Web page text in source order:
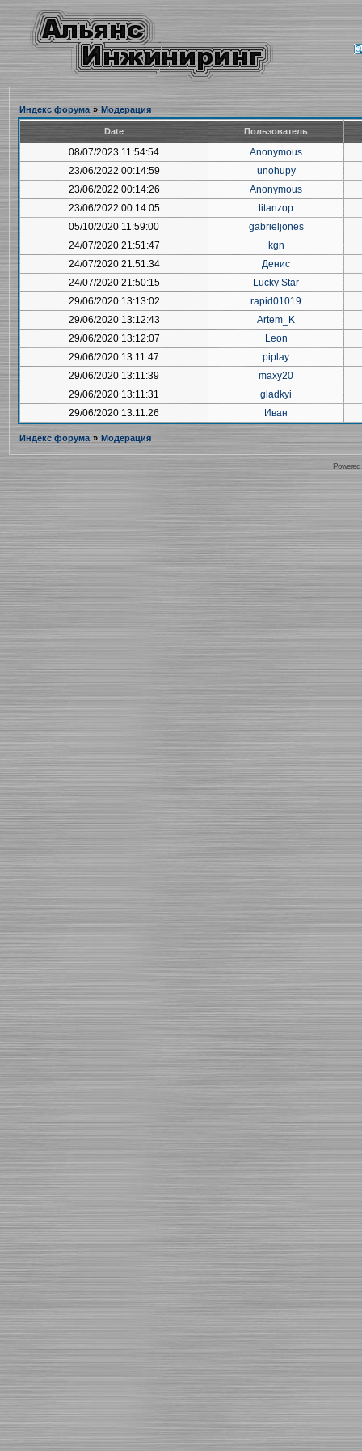
Индекс форума » Модерация
Date Пользователь
08/07/2023 11:54:54
Anonymous
23/06/2022 00:14:59
unohupy
23/06/2022 00:14:26
Anonymous
23/06/2022 00:14:05
titanzop
05/10/2020 11:59:00
gabrieljones
24/07/2020 21:51:47
kgn
24/07/2020 21:51:34
Денис
24/07/2020 21:50:15
Lucky Star
29/06/2020 13:13:02
rapid01019
29/06/2020 13:12:43
Artem_K
29/06/2020 13:12:07
Leon
29/06/2020 13:11:47
piplay
29/06/2020 13:11:39
maxy20
29/06/2020 13:11:31
gladkyi
29/06/2020 13:11:26
Иван
Индекс форума » Модерация